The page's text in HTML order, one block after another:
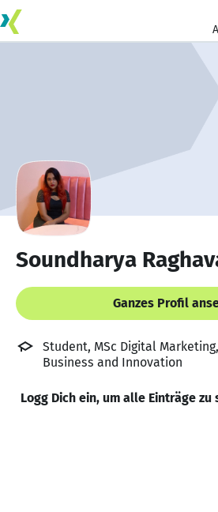
Soundharya
Ganzes Profil
Student, MSc Digital
Business and Innovation
Logg Dich ein, um alle Einträge zu